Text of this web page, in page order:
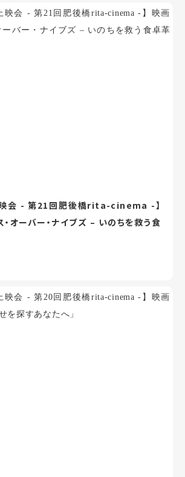
映会 - 第21回肥後橋rita-cinema -】
・オーバー・ナイブズ – いのちを救う食